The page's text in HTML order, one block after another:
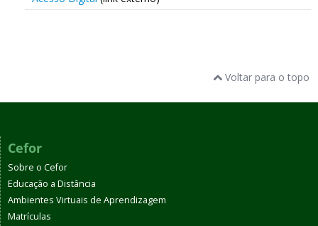
Voltar para o topo
Cefor
Sobre o Cefor
Educação a Distância
Ambientes Virtuais de Aprendizagem
Matrículas